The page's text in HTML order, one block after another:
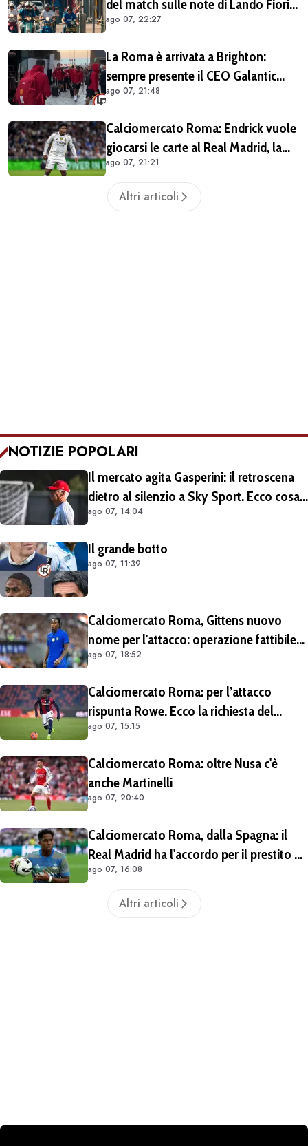
del match sulle note di Lando Fiorini
(VIDEO)
ago 07, 22:27
La Roma è arrivata a Brighton:
sempre presente il CEO Galantic
(VIDEO)
ago 07, 21:48
Calciomercato Roma: Endrick vuole
giocarsi le carte al Real Madrid, la
pista si complica
ago 07, 21:21
Altri articoli
NOTIZIE POPOLARI
Il mercato agita Gasperini: il retroscena
dietro al silenzio a Sky Sport. Ecco cosa
è emerso dal meeting con la proprietà
ago 07, 14:04
Il grande botto
ago 07, 11:39
Calciomercato Roma, Gittens nuovo
nome per l'attacco: operazione fattibile
solo in prestito
ago 07, 18:52
Calciomercato Roma: per l’attacco
rispunta Rowe. Ecco la richiesta del
Bologna
ago 07, 15:15
Calciomercato Roma: oltre Nusa c'è
anche Martinelli
ago 07, 20:40
Calciomercato Roma, dalla Spagna: il
Real Madrid ha l'accordo per il prestito di
Endrick in Premier League
ago 07, 16:08
Altri articoli